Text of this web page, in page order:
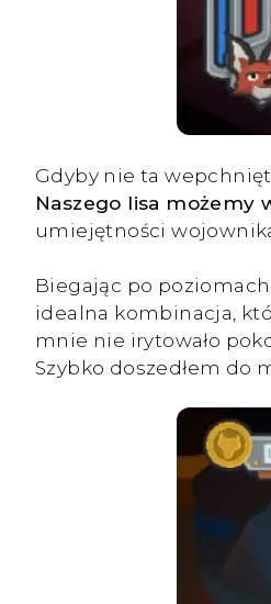
Gdyby nie ta
Naszego lisa możemy
umiejętności
Biegając po
idealna kombinacja,
mnie nie irytowało
Szybko doszedłem do